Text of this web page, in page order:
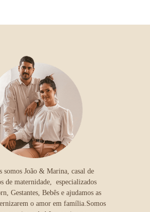
somos João & Marina, casal de
de maternidade, especializados
Gestantes, Bebês e ajudamos as
o amor em família.Somos